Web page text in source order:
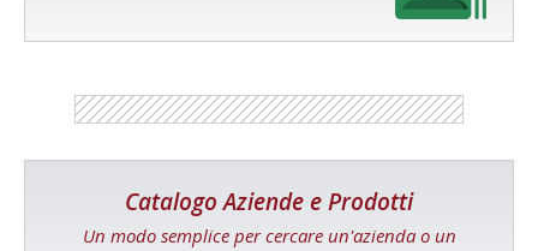
Catalogo Aziende e Prodotti
Un modo semplice per cercare un'azienda o un